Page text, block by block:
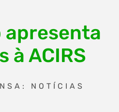
apresenta
à ACIRS
NOTÍCIAS